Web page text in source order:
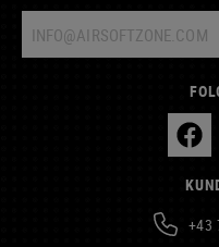
+43